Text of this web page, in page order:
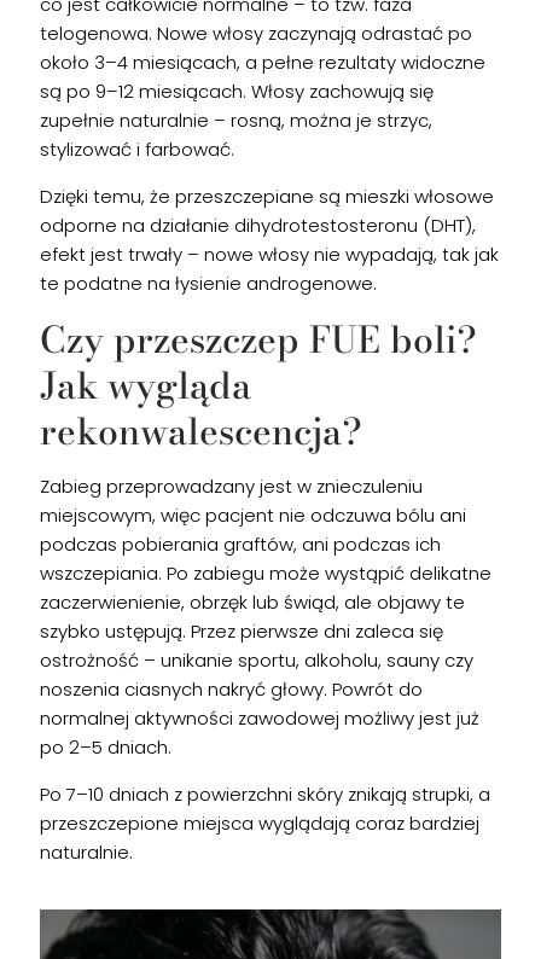
telogenowa. Nowe włosy zaczynają odrastać po
około 3–4 miesiącach, a pełne rezultaty widoczne
są po 9–12 miesiącach. Włosy zachowują się
zupełnie naturalnie – rosną, można je strzyc,
stylizować i farbować.
Dzięki temu, że przeszczepiane są mieszki włosowe
odporne na działanie dihydrotestosteronu (DHT),
efekt jest trwały – nowe włosy nie wypadają, tak jak
te podatne na łysienie androgenowe.
Czy przeszczep FUE boli?
Jak wygląda
rekonwalescencja?
Zabieg przeprowadzany jest w znieczuleniu
miejscowym, więc pacjent nie odczuwa bólu ani
podczas pobierania graftów, ani podczas ich
wszczepiania. Po zabiegu może wystąpić delikatne
zaczerwienienie, obrzęk lub świąd, ale objawy te
szybko ustępują. Przez pierwsze dni zaleca się
ostrożność – unikanie sportu, alkoholu, sauny czy
noszenia ciasnych nakryć głowy. Powrót do
normalnej aktywności zawodowej możliwy jest już
po 2–5 dniach.
Po 7–10 dniach z powierzchni skóry znikają strupki, a
przeszczepione miejsca wyglądają coraz bardziej
naturalnie.